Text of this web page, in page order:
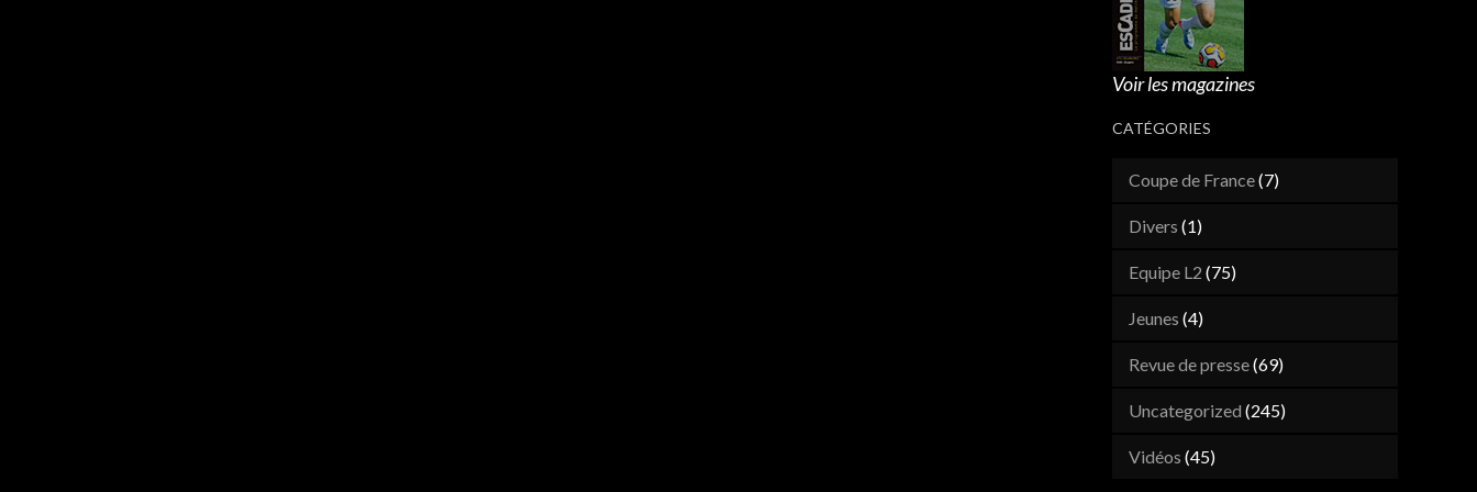
Voir les magazines
CATÉGORIES
Coupe de France(7)
Divers (1)
Equipe L2 (75)
Jeunes (4)
Revue de presse(69)
Uncategorized (245)
Vidéos (45)